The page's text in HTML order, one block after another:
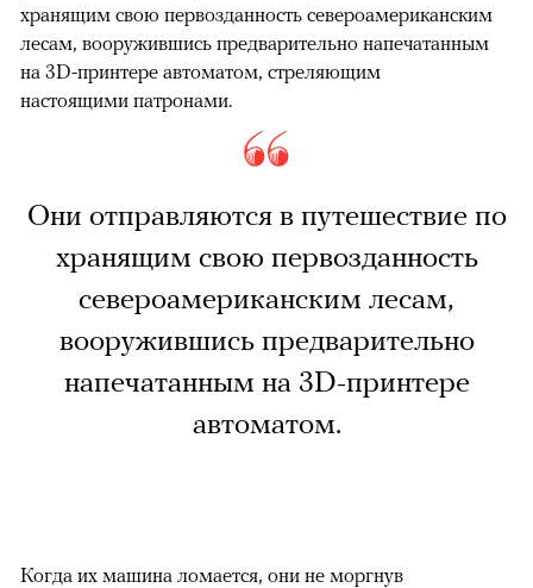
хранящим свою первозданность североамериканским
лесам, вооружившись предварительно напечатанным
на 3D-принтере автоматом, стреляющим
настоящими патронами.
Они отправляются в путешествие по
хранящим свою первозданность
североамериканским лесам,
вооружившись предварительно
напечатанным на 3D-принтере
автоматом.
Когда их машина ломается, они не моргнув